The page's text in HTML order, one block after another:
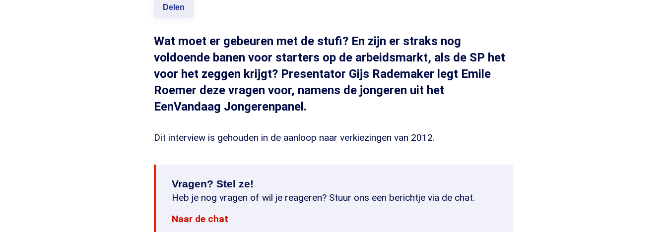
Delen
Wat moet er gebeuren met de stufi? En zijn er straks nog
voldoende banen voor starters op de arbeidsmarkt, als de SP het
voor het zeggen krijgt? Presentator Gijs Rademaker legt Emile
Roemer deze vragen voor, namens de jongeren uit het
EenVandaag Jongerenpanel.
Dit interview is gehouden in de aanloop naar verkiezingen van 2012.
Vragen? Stel ze!
Heb je nog vragen of wil je reageren? Stuur ons een berichtje via de chat.
Naar de chat